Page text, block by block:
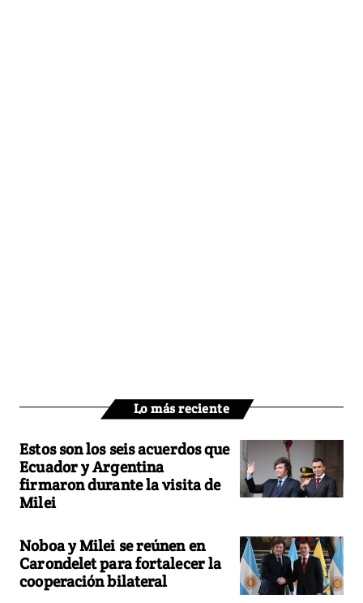
Lo más reciente
Estos son los seis acuerdos que
Ecuador y Argentina
firmaron durante la visita de
Milei
Noboa y Milei se reúnen en
Carondelet para fortalecer la
cooperación bilateral